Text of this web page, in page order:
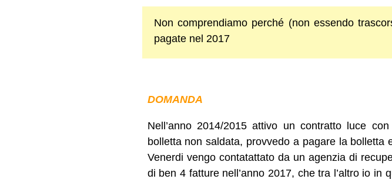
Non comprendiamo perché (non essendo
pagate nel 2017
DOMANDA
Nell’anno 2014/2015 attivo un contratto luce
bolletta non saldata, provvedo a pagare la
Venerdi vengo contatattato da un agenzia di
di ben 4 fatture nell’anno 2017, che tra l’altro io in